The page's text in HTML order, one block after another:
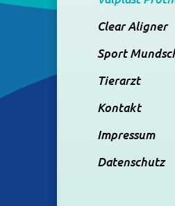
Clear Aligner
Sport
Tierarzt
Kontakt
Impressum
Datenschutz